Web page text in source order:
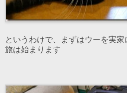
というわけで、まずはウーを実
旅は始まります